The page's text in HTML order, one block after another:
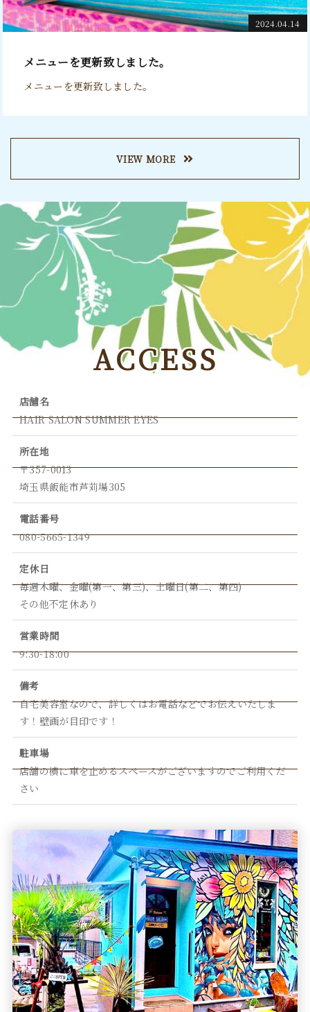
2024.04.14
メニューを更新致しました。
メニューを更新致しました。
VIEW MORE
ACCESS
店舗名
HAIR SALON SUMMER EYES
所在地
〒357-0013
埼玉県飯能市芦苅場305
電話番号
080-5665-1349
定休日
毎週木曜、金曜(第一、第三)、土曜日(第二、第四)
その他不定休あり
営業時間
9:30-18:00
備考
自宅美容室なので、詳しくはお電話などでお伝えいたしま
す！壁画が目印です！
駐車場
店舗の横に車を止めるスペースがございますのでご利用くだ
さい